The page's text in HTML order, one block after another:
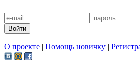
О проекте | Помощь новичку |